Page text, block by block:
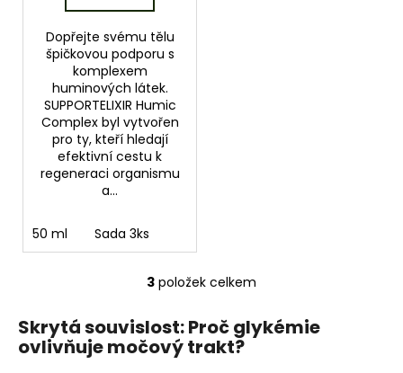
Dopřejte svému tělu
špičkovou podporu s
komplexem
huminových látek.
SUPPORTELIXIR Humic
Complex byl vytvořen
pro ty, kteří hledají
efektivní cestu k
regeneraci organismu
a...
50 ml Sada 3ks
O
l
á
3 položek celkem
Skrytá souvislost: Proč glykémie
ovlivňuje močový trakt?